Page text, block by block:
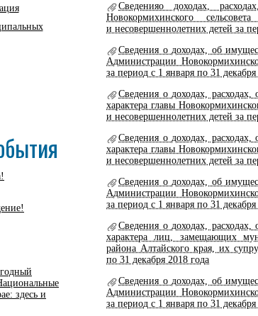
здесь и
Сведенияо доходах,
Новокормихинского
и несовершеннолетних детей за
Сведения о доходах, об
Администрации
за период с 1 января по 31
Сведения о доходах,
характера главы
и несовершеннолетних детей за
Сведения о доходах,
характера главы
и несовершеннолетних детей за
Сведения о доходах, об
Администрации
за период с 1 января по 31
Сведения о доходах,
характера лиц, замещающих
района Алтайского края, их
по 31 декабря 2018 года
Сведения о доходах, об
Администрации
за период с 1 января по 31